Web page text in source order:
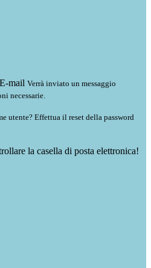
E-mail Verrà inviato un messaggio
necessarie.
utente? Effettua il reset della password
la casella di posta elettronica!